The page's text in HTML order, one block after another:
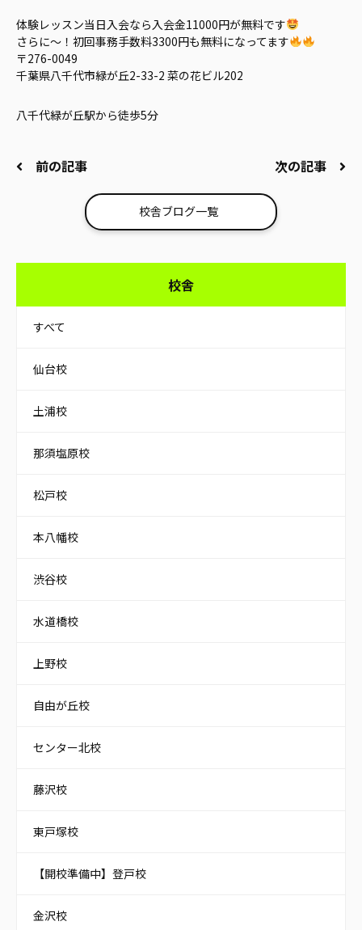
体験レッスン当日入会なら入会金11000円が無料です
さらに～！初回事務手数料3300円も無料になってます
〒276-0049
千葉県八千代市緑が丘2-33-2 菜の花ビル202
八千代緑が丘駅から徒歩5分
前の記事 次の記事
校舎ブログ一覧
校舎
すべて
仙台校
土浦校
那須塩原校
松戸校
本八幡校
渋谷校
水道橋校
上野校
自由が丘校
センター北校
藤沢校
東戸塚校
【開校準備中】登戸校
金沢校